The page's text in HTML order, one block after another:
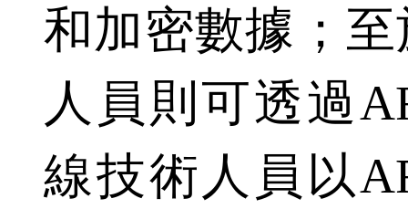
和加密數據；
人員則可透過
線技術人員以